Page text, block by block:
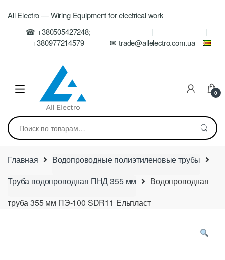
navigation
All Electro — Wiring Equipment for electrical work
☎ +380505427248;
+380977214579
✉ trade@allelectro.com.ua
0
Искать:
Главная
Водопроводные полиэтиленовые трубы
Труба водопроводная ПНД 355 мм
Водопроводная
труба 355 мм ПЭ-100 SDR11 Ельпласт